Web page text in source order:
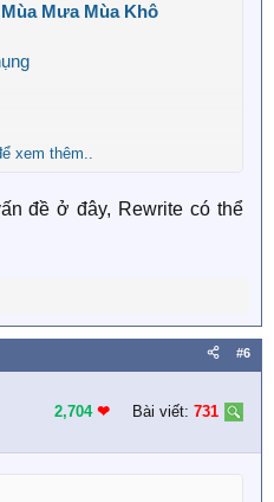
Mùa Mưa Mùa Khô
cứ giấu đi rồi chạy đi than
xem thêm..
đề ở đây, Rewrite có thể
#6
2,704 ❤︎ Bài viết: 731